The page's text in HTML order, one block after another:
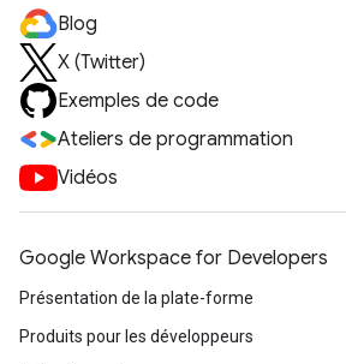
Blog
X (Twitter)
Exemples de code
Ateliers de programmation
Vidéos
Google Workspace for Developers
Présentation de la plate-forme
Produits pour les développeurs